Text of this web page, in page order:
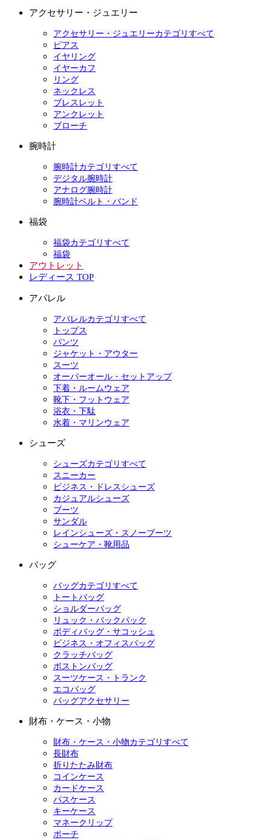
アクセサリー・ジュエリー
アクセサリー・ジュエリーカテゴリすべて
ピアス
イヤリング
イヤーカフ
リング
ネックレス
ブレスレット
アンクレット
ブローチ
腕時計
腕時計カテゴリすべて
デジタル腕時計
アナログ腕時計
腕時計ベルト・バンド
福袋
福袋カテゴリすべて
福袋
アウトレット
レディース TOP
アパレル
アパレルカテゴリすべて
トップス
パンツ
ジャケット・アウター
スーツ
オーバーオール・セットアップ
下着・ルームウェア
靴下・フットウェア
浴衣・下駄
水着・マリンウェア
シューズ
シューズカテゴリすべて
スニーカー
ビジネス・ドレスシューズ
カジュアルシューズ
ブーツ
サンダル
レインシューズ・スノーブーツ
シューケア・靴用品
バッグ
バッグカテゴリすべて
トートバッグ
ショルダーバッグ
リュック・バックパック
ボディバッグ・サコッシュ
ビジネス・オフィスバッグ
クラッチバッグ
ボストンバッグ
スーツケース・トランク
エコバッグ
バッグアクセサリー
財布・ケース・小物
財布・ケース・小物カテゴリすべて
長財布
折りたたみ財布
コインケース
カードケース
パスケース
キーケース
マネークリップ
ポーチ